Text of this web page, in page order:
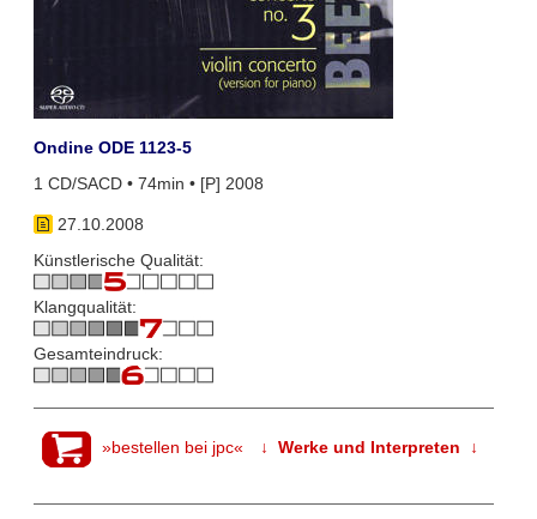
Ondine ODE 1123-5
1 CD/SACD • 74min • [P] 2008
27.10.2008
Künstlerische Qualität:
Klangqualität:
Gesamteindruck:
»bestellen bei jpc« ↓ Werke und Interpreten ↓